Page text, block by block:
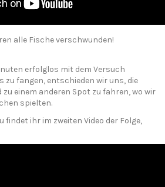
alle Fische verschwunden!
erfolglos mit dem Versuch
fangen, entschieden wir uns, die
einem anderen Spot zu fahren, wo wir
spielten.
findet ihr im zweiten Video der Folge,